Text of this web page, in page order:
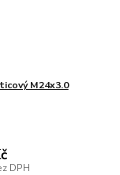
M24x3.0
DPH